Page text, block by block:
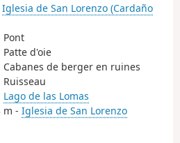
Iglesia de San Lorenzo (Cardaño
Pont
Patte d'oie
Cabanes de berger en ruines
Ruisseau
Lago de las Lomas
m - Iglesia de San Lorenzo